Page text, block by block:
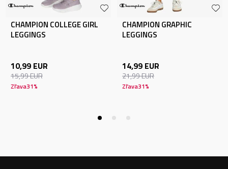
CHAMPION COLLEGE GIRL
LEGGINGS
10,99 EUR
15,99EUR
Zľava31%
CHAMPION GRAPHIC
LEGGINGS
14,99 EUR
21,99EUR
Zľava31%